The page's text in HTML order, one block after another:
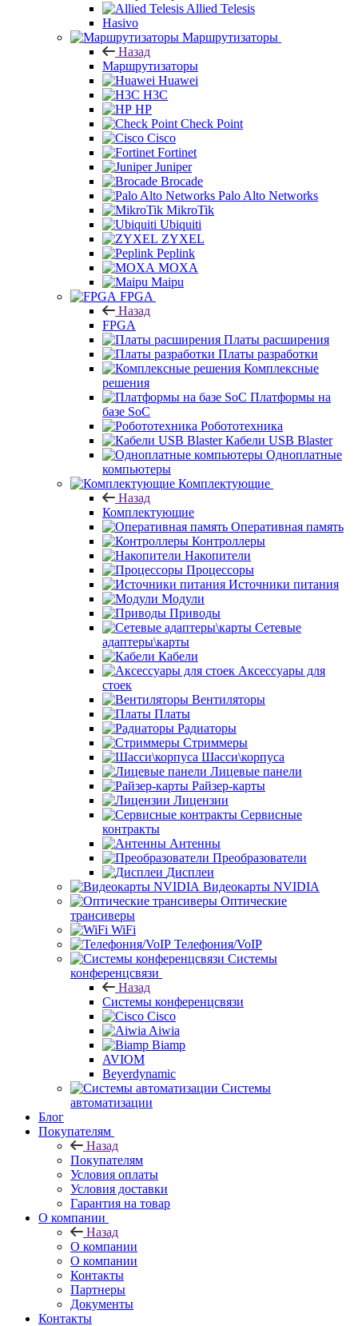
Allied Telesis
Hasivo
Маршрутизаторы
Назад
Маршрутизаторы
Huawei
H3C
HP
Check Point
Cisco
Fortinet
Juniper
Brocade
Palo Alto Networks
MikroTik
Ubiquiti
ZYXEL
Peplink
MOXA
Maipu
FPGA
Назад
FPGA
Платы расширения
Платы разработки
Комплексные
решения
Платформы на
базе SoC
Робототехника
Кабели USB Blaster
Одноплатные
компьютеры
Комплектующие
Назад
Комплектующие
Оперативная память
Контроллеры
Накопители
Процессоры
Источники питания
Модули
Приводы
Сетевые
адаптеры\карты
Кабели
Аксессуары для
стоек
Вентиляторы
Платы
Радиаторы
Стриммеры
Шасси\корпуса
Лицевые панели
Райзер-карты
Лицензии
Сервисные
контракты
Антенны
Преобразователи
Дисплеи
Видеокарты NVIDIA
Оптические
трансиверы
WiFi
Телефония/VoIP
Системы
конференцсвязи
Назад
Системы конференцсвязи
Cisco
Aiwia
Biamp
AVIOM
Beyerdynamic
Системы
автоматизации
Блог
Покупателям
Назад
Покупателям
Условия оплаты
Условия доставки
Гарантия на товар
О компании
Назад
О компании
О компании
Контакты
Партнеры
Документы
Контакты